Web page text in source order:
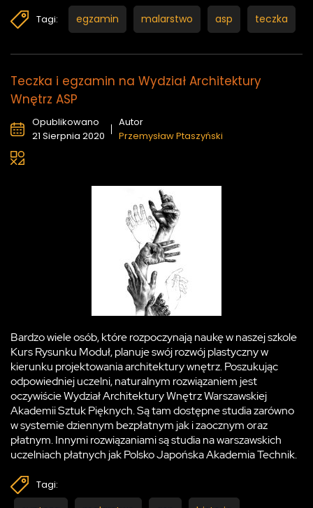
Tagi: egzamin malarstwo asp teczka
Teczka i egzamin na Wydział Architektury
Wnętrz ASP
Opublikowano
21 Sierpnia 2020
Autor
Przemysław Ptaszyński
Bardzo wiele osób, które rozpoczynają naukę w naszej szkole
Kurs Rysunku Moduł, planuje swój rozwój plastyczny w
kierunku projektowania architektury wnętrz. Poszukując
odpowiedniej uczelni, naturalnym rozwiązaniem jest
oczywiście Wydział Architektury Wnętrz Warszawskiej
Akademii Sztuk Pięknych. Są tam dostępne studia zarówno
w systemie dziennym bezpłatnym jak i zaocznym oraz
płatnym. Innymi rozwiązaniami są studia na warszawskich
uczelniach płatnych jak Polsko Japońska Akademia Technik.
Tagi: